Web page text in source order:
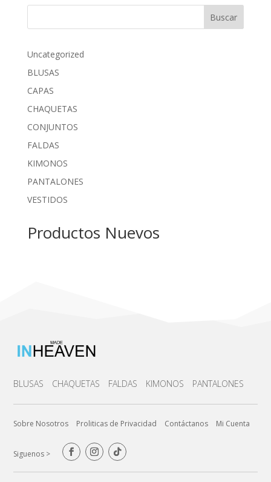
Buscar
Uncategorized
BLUSAS
CAPAS
CHAQUETAS
CONJUNTOS
FALDAS
KIMONOS
PANTALONES
VESTIDOS
Productos Nuevos
BLUSAS CHAQUETAS FALDAS KIMONOS PANTALONES
Sobre Nosotros Proliticas de Privacidad Contáctanos Mi Cuenta
Siguenos >